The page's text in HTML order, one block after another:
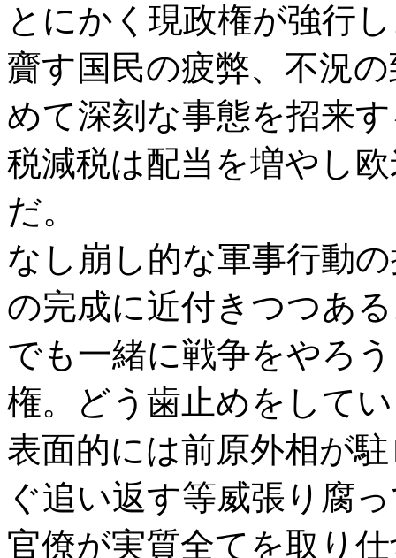
とにかく現政権が強行
齎す国民の疲弊、不況
めて深刻な事態を招来
税減税は配当を増やし
だ。
なし崩し的な軍事行動
の完成に近付きつつあ
でも一緒に戦争をやろ
権。どう歯止めをして
表面的には前原外相が
ぐ追い返す等威張り腐
官僚が実質全てを取り